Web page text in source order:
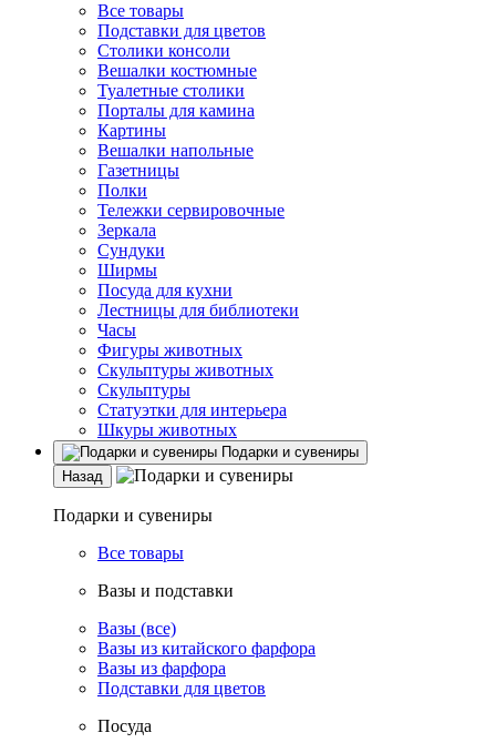
Все товары
Подставки для цветов
Столики консоли
Вешалки костюмные
Туалетные столики
Порталы для камина
Картины
Вешалки напольные
Газетницы
Полки
Тележки сервировочные
Зеркала
Сундуки
Ширмы
Посуда для кухни
Лестницы для библиотеки
Часы
Фигуры животных
Скульптуры животных
Скульптуры
Статуэтки для интерьера
Шкуры животных
Подарки и сувениры
Назад
Подарки и сувениры
Все товары
Вазы и подставки
Вазы (все)
Вазы из китайского фарфора
Вазы из фарфора
Подставки для цветов
Посуда